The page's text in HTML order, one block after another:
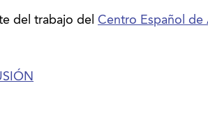
del trabajo delCentro Español